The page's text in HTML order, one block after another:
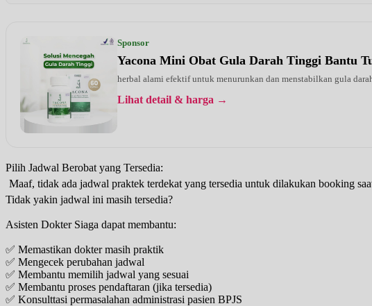
Sponsor
Yacona Mini Obat Gula Darah Tinggi Bantu
herbal alami efektif untuk menurunkan dan menstabilkan gula
Lihat detail & harga →
Pilih Jadwal Berobat yang Tersedia:
Maaf, tidak ada jadwal praktek terdekat yang tersedia untuk dilakukan booking
Tidak yakin jadwal ini masih tersedia?
Asisten Dokter Siaga dapat membantu:
✅ Memastikan dokter masih praktik
✅ Mengecek perubahan jadwal
✅ Membantu memilih jadwal yang sesuai
✅ Membantu proses pendaftaran (jika tersedia)
✅ Konsulttasi permasalahan administrasi pasien BPJS